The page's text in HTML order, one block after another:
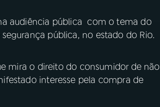
audiência pública com o tema do
pública, no estado do Rio.
mira o direito do consumidor de não
interesse pela compra de